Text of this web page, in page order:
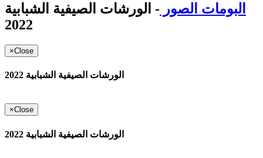
البومات الصور - الورشات الصيفية الشبابية
2022
×Close
الورشات الصيفية الشبابية 2022
×Close
الورشات الصيفية الشبابية 2022